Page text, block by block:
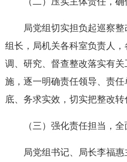
局党组切实担负起巡察整
组长，局机关各科室负责人
调、研究、督查整改落实有
施，逐一明确责任领导、责
底、务求实效，切实把整改转
（三）强化责任担当，全
局党组书记、局长李福惠